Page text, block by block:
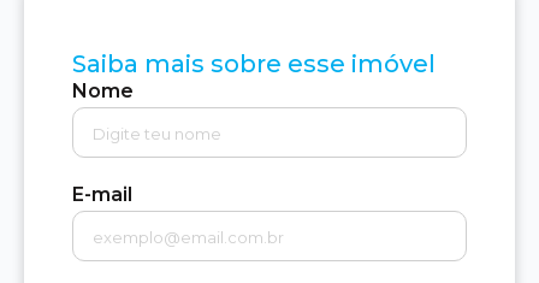
Saiba mais sobre esse imóvel
Nome
E-mail